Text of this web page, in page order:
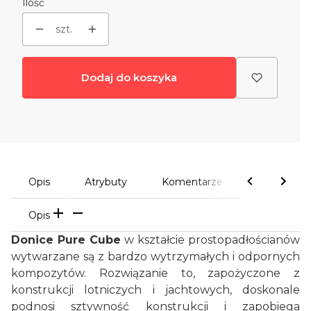
Ilość
szt.
Dodaj do koszyka
Opis Atrybuty Komentarze
Opis
Donice Pure Cube w kształcie prostopadłościanów
wytwarzane są z bardzo wytrzymałych i odpornych
kompozytów. Rozwiązanie to, zapożyczone z
konstrukcji lotniczych i jachtowych, doskonale
podnosi sztywność konstrukcji i zapobiega